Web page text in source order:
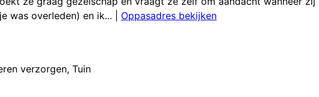
was overleden) en ik...
Oppasadres bekijken
verzorgen, Tuin